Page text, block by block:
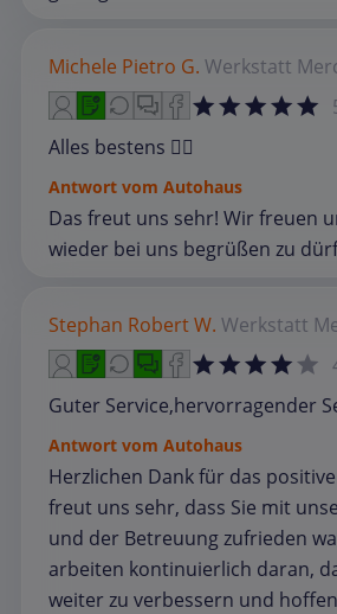
Michele Pietro G. Werkstatt
Alles bestens 👍🏻
Antwort vom Autohaus
Das freut uns sehr! Wir freuen
wieder bei uns begrüßen zu
Stephan Robert W. Werkstatt
Guter Service,hervorragender
Antwort vom Autohaus
Herzlichen Dank für das positive
freut uns sehr, dass Sie mit
und der Betreuung zufrieden
arbeiten kontinuierlich daran,
weiter zu verbessern und